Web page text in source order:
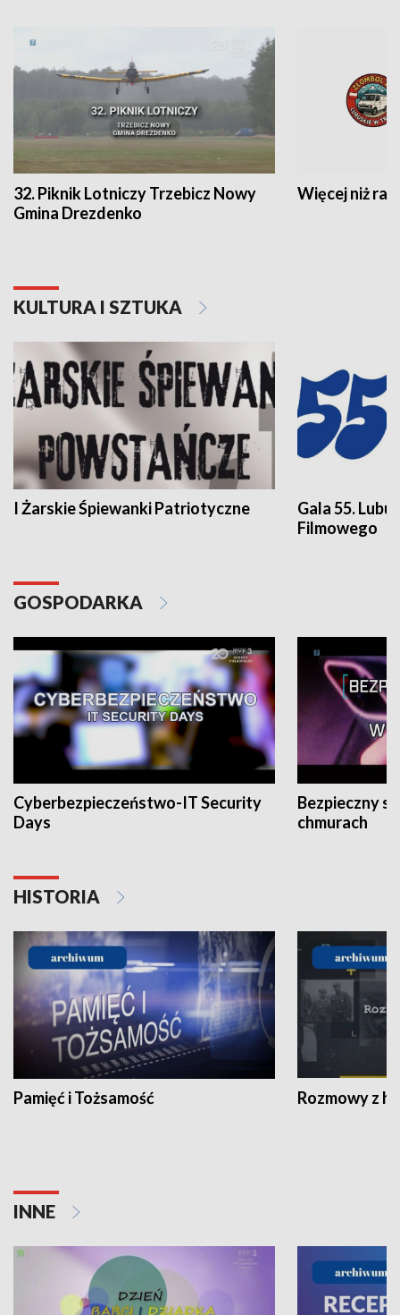
32. Piknik Lotniczy Trzebicz Nowy
Gmina Drezdenko
Więcej niż rajd
KULTURA I SZTUKA
I Żarskie Śpiewanki Patriotyczne
Gala 55.
Filmowego
GOSPODARKA
Cyberbezpieczeństwo-IT Security
Days
Bezpieczny
chmurach
HISTORIA
Pamięć i Tożsamość Rozmowy z
INNE